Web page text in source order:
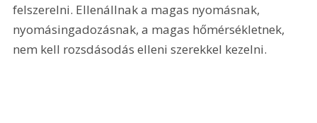
felszerelni. Ellenállnak a magas nyomásnak,
nyomásingadozásnak, a magas hőmérsékletnek,
nem kell rozsdásodás elleni szerekkel kezelni.